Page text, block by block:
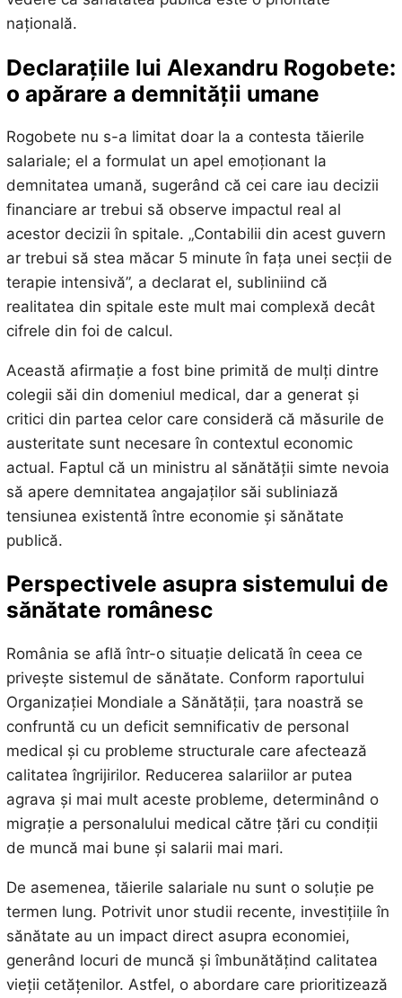
națională.
Declarațiile lui Alexandru Rogobete:
o apărare a demnității umane
Rogobete nu s-a limitat doar la a contesta tăierile
salariale; el a formulat un apel emoționant la
demnitatea umană, sugerând că cei care iau decizii
financiare ar trebui să observe impactul real al
acestor decizii în spitale. „Contabilii din acest guvern
ar trebui să stea măcar 5 minute în fața unei secții de
terapie intensivă”, a declarat el, subliniind că
realitatea din spitale este mult mai complexă decât
cifrele din foi de calcul.
Această afirmație a fost bine primită de mulți dintre
colegii săi din domeniul medical, dar a generat și
critici din partea celor care consideră că măsurile de
austeritate sunt necesare în contextul economic
actual. Faptul că un ministru al sănătății simte nevoia
să apere demnitatea angajaților săi subliniază
tensiunea existentă între economie și sănătate
publică.
Perspectivele asupra sistemului de
sănătate românesc
România se află într-o situație delicată în ceea ce
privește sistemul de sănătate. Conform raportului
Organizației Mondiale a Sănătății, țara noastră se
confruntă cu un deficit semnificativ de personal
medical și cu probleme structurale care afectează
calitatea îngrijirilor. Reducerea salariilor ar putea
agrava și mai mult aceste probleme, determinând o
migrație a personalului medical către țări cu condiții
de muncă mai bune și salarii mai mari.
De asemenea, tăierile salariale nu sunt o soluție pe
termen lung. Potrivit unor studii recente, investițiile în
sănătate au un impact direct asupra economiei,
generând locuri de muncă și îmbunătățind calitatea
vieții cetățenilor. Astfel, o abordare care prioritizează